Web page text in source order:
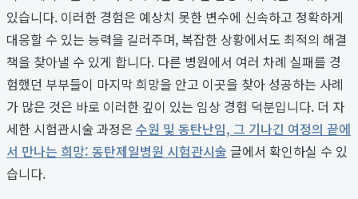
있습니다. 이러한 경험은 예상치 못한 변수에 신속하고 정확하게
대응할 수 있는 능력을 길러주며, 복잡한 상황에서도 최적의 해결
책을 찾아낼 수 있게 합니다. 다른 병원에서 여러 차례 실패를 경
험했던 부부들이 마지막 희망을 안고 이곳을 찾아 성공하는 사례
가 많은 것은 바로 이러한 깊이 있는 임상 경험 덕분입니다. 더 자
세한 시험관시술 과정은 수원 및 동탄난임, 그 기나긴 여정의 끝에
서 만나는 희망: 동탄제일병원 시험관시술 글에서 확인하실 수 있
습니다.